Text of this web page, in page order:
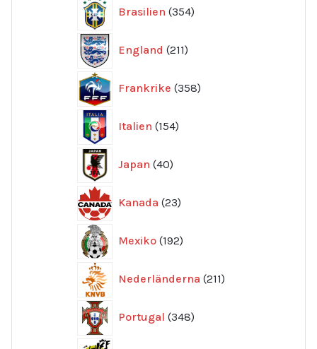
Brasilien 354
produkter
England 211
produkter
Frankrike 358
produkter
Italien 154
produkter
Japan 40
produkter
Kanada 23
produkter
Mexiko 192
produkter
Nederländerna 211
produkter
Portugal 348
produkter